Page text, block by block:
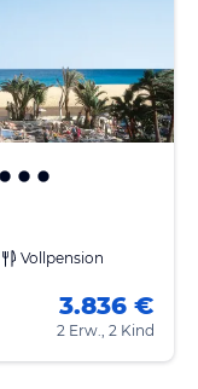
Vollpension
3.836 €
2 Erw., 2 Kind